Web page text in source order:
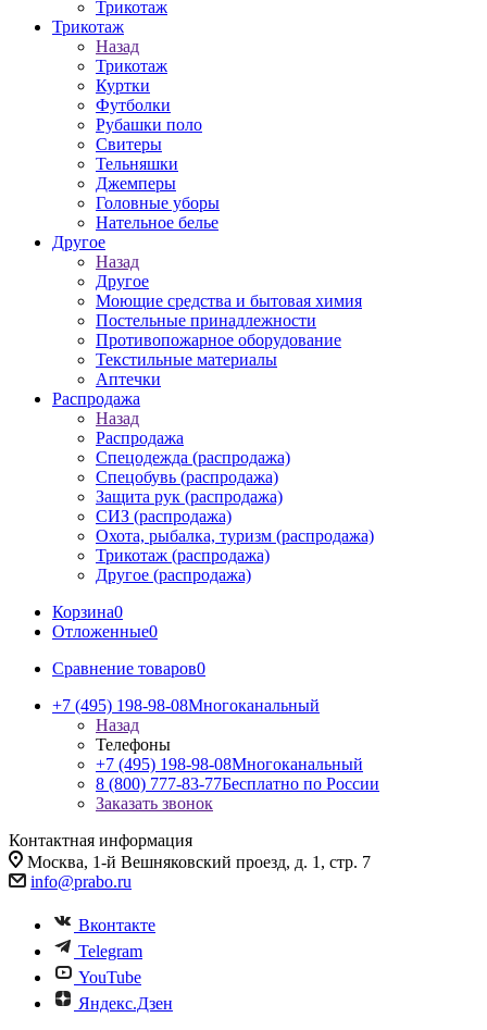
Трикотаж
Трикотаж
Назад
Трикотаж
Куртки
Футболки
Рубашки поло
Свитеры
Тельняшки
Джемперы
Головные уборы
Нательное белье
Другое
Назад
Другое
Моющие средства и бытовая химия
Постельные принадлежности
Противопожарное оборудование
Текстильные материалы
Аптечки
Распродажа
Назад
Распродажа
Спецодежда (распродажа)
Спецобувь (распродажа)
Защита рук (распродажа)
СИЗ (распродажа)
Охота, рыбалка, туризм (распродажа)
Трикотаж (распродажа)
Другое (распродажа)
Корзина0
Отложенные0
Сравнение товаров0
+7 (495) 198-98-08Многоканальный
Назад
Телефоны
+7 (495) 198-98-08Многоканальный
8 (800) 777-83-77Бесплатно по России
Заказать звонок
Контактная информация
Москва, 1-й Вешняковский проезд, д. 1, стр. 7
info@prabo.ru
Вконтакте
Telegram
YouTube
Яндекс.Дзен